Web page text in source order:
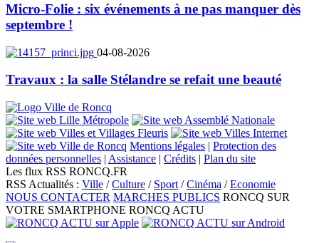
Micro-Folie : six événements à ne pas manquer dès
septembre !
04-08-2026
Travaux : la salle Stélandre se refait une beauté
Mentions légales | Protection des
données personnelles | Assistance | Crédits | Plan du site
Les flux RSS RONCQ.FR
RSS Actualités : Ville /Culture / Sport /Cinéma /Economie
NOUS CONTACTER MARCHES PUBLICS RONCQ SUR
VOTRE SMARTPHONE RONCQ ACTU